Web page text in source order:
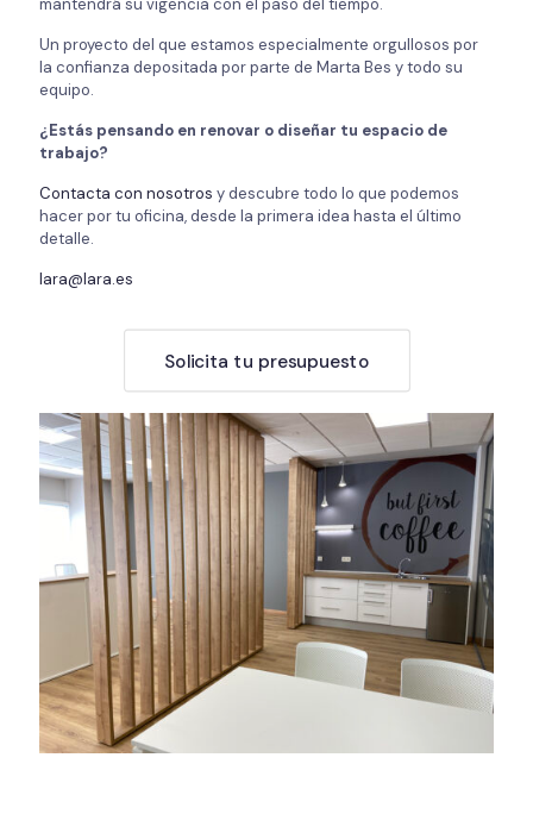
mantendrá su vigencia con el paso del tiempo.
Un proyecto del que estamos especialmente orgullosos por
la confianza depositada por parte de Marta Bes y todo su
equipo.
¿Estás pensando en renovar o diseñar tu espacio de
trabajo?
Contacta con nosotros y descubre todo lo que podemos
hacer por tu oficina, desde la primera idea hasta el último
detalle.
lara@lara.es
Solicita tu presupuesto